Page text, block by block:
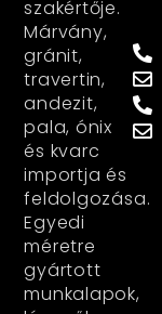
szakértője.
Márvány,
gránit,
travertin,
andezit,
pala, ónix
és kvarc
importja és
feldolgozása.
Egyedi
méretre
gyártott
munkalapok,